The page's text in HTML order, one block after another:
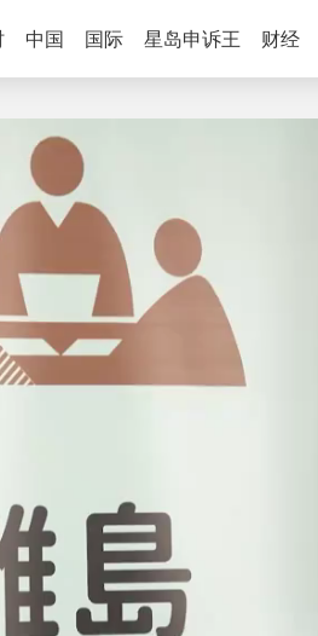
中国 国际 星岛申诉王 财经